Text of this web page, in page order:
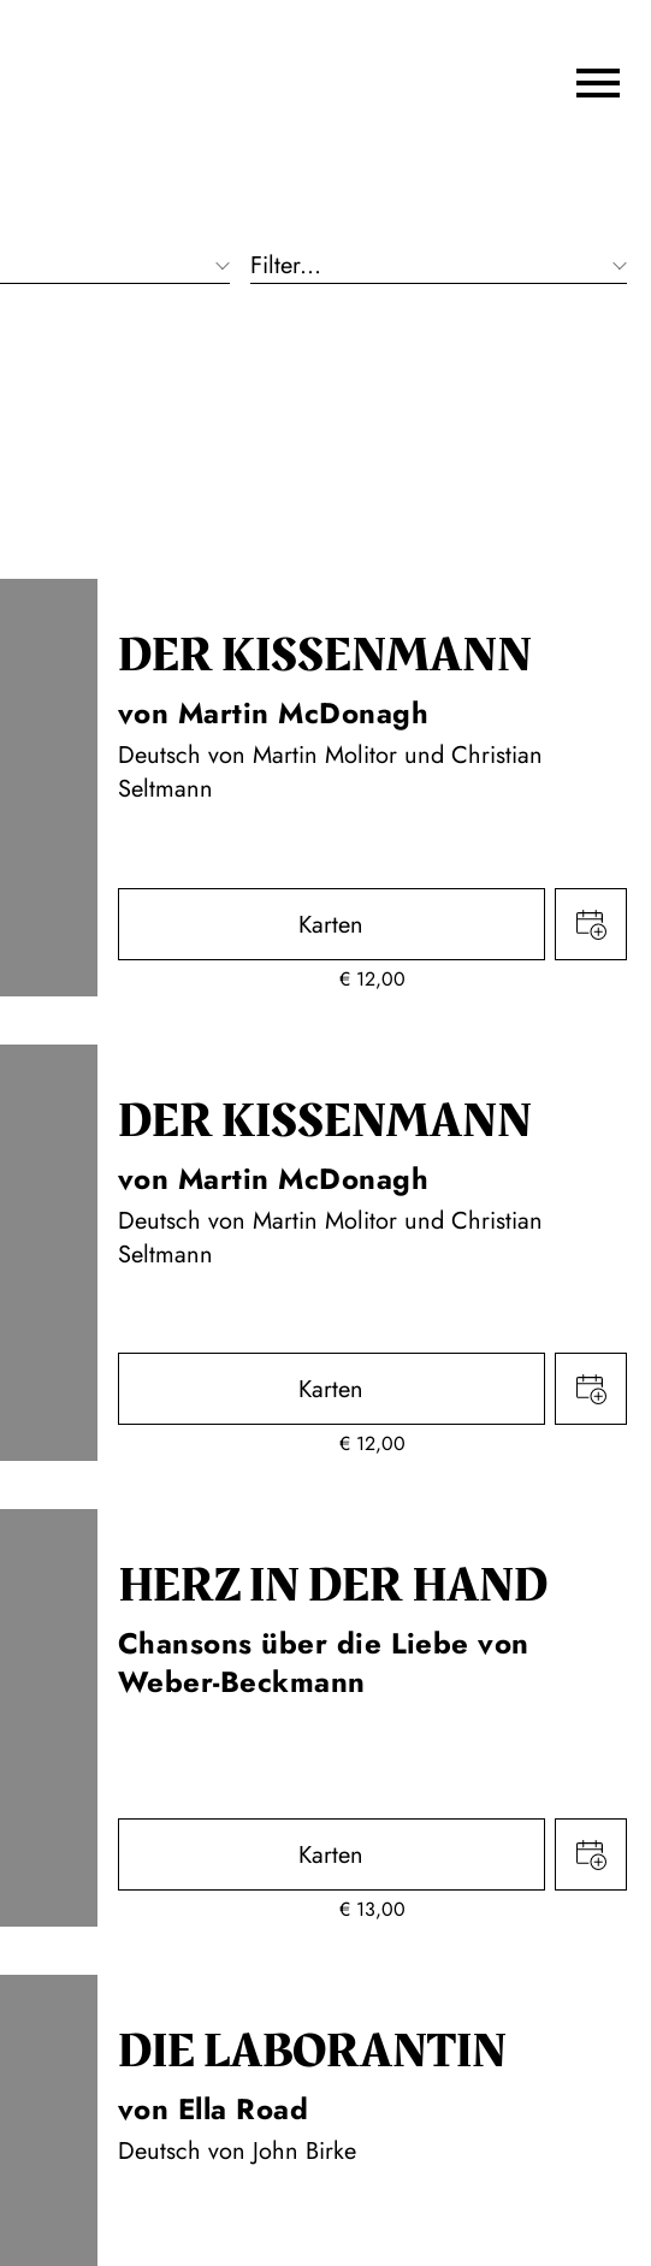
Filter...
DER KISSEN­MANN
von Martin McDonagh
Deutsch von Martin Molitor und Christian
Seltmann
Karten
€ 12,00
DER KISSEN­MANN
von Martin McDonagh
Deutsch von Martin Molitor und Christian
Seltmann
Karten
€ 12,00
HERZ IN DER HAND
Chansons über die Liebe von
Weber-Beckmann
Karten
€ 13,00
DIE LA­BO­RAN­TIN
von Ella Road
Deutsch von John Birke